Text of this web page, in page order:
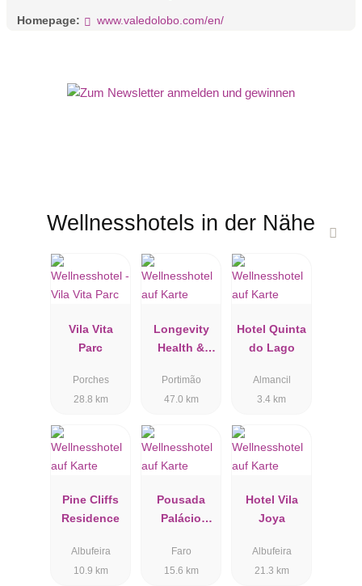
Homepage: www.valedolobo.com/en/
Wellnesshotels in der Nähe
Vila Vita
Parc
Porches
28.8 km
Longevity
Health &
Hotel
Portimão
47.0 km
Hotel Quinta
do Lago
Almancil
3.4 km
Pine Cliffs
Residence
Albufeira
10.9 km
Pousada
Palácio
Faro
15.6 km
Hotel Vila
Joya
Albufeira
21.3 km